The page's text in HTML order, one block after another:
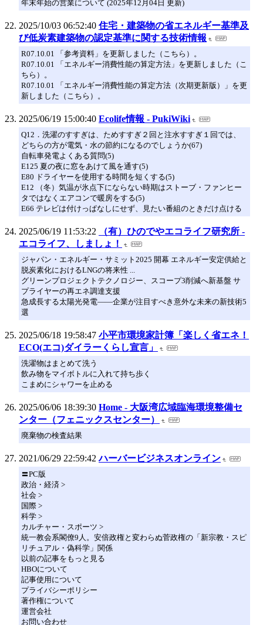
年末年始の営業について (2025年12月04日 更新)
2025/10/03 06:52:40 住宅・建築物の省エネルギー基準及
び低炭素建築物の認定基準に関する技術情報
R07.10.01 「参考資料」を更新しました（こちら）。
R07.10.01 「エネルギー消費性能の算定方法」を更新しました（こ
ちら）。
R07.10.01 「エネルギー消費性能の算定方法（次期更新版）」を更
新しました（こちら）。
2025/06/19 15:00:40 Ecolife情報 - PukiWiki
Q12．洗濯のすすぎは、ためすすぎ２回と注水すすぎ１回では、
どちらの方が電気・水の節約になるのでしょうか(67)
自転車発電よくある質問(5)
E125 夏の夜に窓をあけて風を通す(5)
E80 ドライヤーを使用する時間を短くする(5)
E12 （冬）気温が氷点下にならない時期はストーブ・ファンヒー
タではなくエアコンで暖房をする(5)
E66 テレビは付けっぱなしにせず、見たい番組のときだけ点ける
2025/06/19 11:53:22
（有）ひのでやエコライフ研究所 -
エコライフ、しましょ！
ジャパン・エネルギー・サミット2025 開幕 エネルギー安定供給と
脱炭素化におけるLNGの将来性 ...
グリーンプロジェクトテクノロジー、スコープ3削減へ新基盤 サ
プライヤーの再エネ調達支援
急成長する太陽光発電――企業が注目すべき意外な未来の新技術5
選
2025/06/18 19:58:47 小平市環境家計簿「楽しく省エネ！
ECO(エコ)ダイラーくらし宣言」
洗濯物はまとめて洗う
飲み物をマイボトルに入れて持ち歩く
こまめにシャワーを止める
2025/06/06 18:39:30 Home - 大阪湾広域臨海環境整備セ
ンター（フェニックスセンター）
廃棄物の検査結果
2021/06/29 22:59:42 ハーバービジネスオンライン
〓PC版
政治・経済 >
社会 >
国際 >
科学 >
カルチャー・スポーツ >
統一教会系閣僚9人。安倍政権と変わらぬ菅政権の「新宗教・スピ
リチュアル・偽科学」関係
以前の記事をもっと見る
HBOについて
記事使用について
プライバシーポリシー
著作権について
運営会社
お問い合わせ